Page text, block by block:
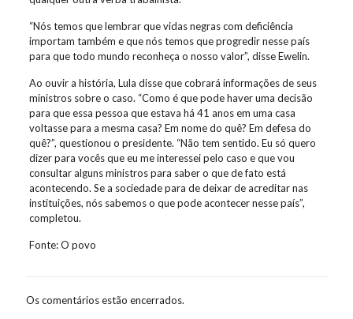
“Nós temos que lembrar que vidas negras com deficiência
importam também e que nós temos que progredir nesse país
para que todo mundo reconheça o nosso valor”, disse Ewelin.
Ao ouvir a história, Lula disse que cobrará informações de seus
ministros sobre o caso. “Como é que pode haver uma decisão
para que essa pessoa que estava há 41 anos em uma casa
voltasse para a mesma casa? Em nome do quê? Em defesa do
quê?”, questionou o presidente. “Não tem sentido. Eu só quero
dizer para vocês que eu me interessei pelo caso e que vou
consultar alguns ministros para saber o que de fato está
acontecendo. Se a sociedade para de deixar de acreditar nas
instituições, nós sabemos o que pode acontecer nesse país”,
completou.
Fonte: O povo
Os comentários estão encerrados.